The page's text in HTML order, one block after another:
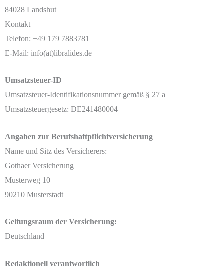
84028 Landshut
Kontakt
Telefon: +49 179 7883781
E-Mail: info(at)libralides.de
Umsatzsteuer-ID
Umsatzsteuer-Identifikationsnummer gemäß § 27 a
Umsatzsteuergesetz: DE241480004
Angaben zur Berufshaftpflichtversicherung
Name und Sitz des Versicherers:
Gothaer Versicherung
Musterweg 10
90210 Musterstadt
Geltungsraum der Versicherung:
Deutschland
Redaktionell verantwortlich